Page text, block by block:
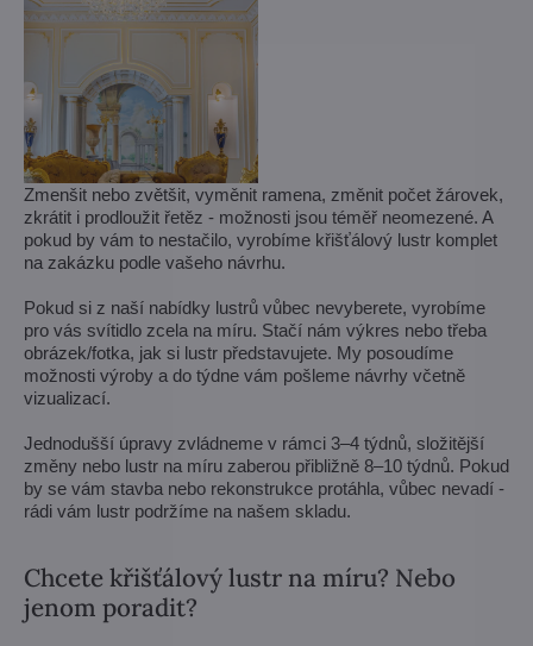
Zmenšit nebo zvětšit, vyměnit ramena, změnit počet žárovek,
zkrátit i prodloužit řetěz - možnosti jsou téměř neomezené. A
pokud by vám to nestačilo, vyrobíme křišťálový lustr komplet
na zakázku podle vašeho návrhu.
Pokud si z naší nabídky lustrů vůbec nevyberete, vyrobíme
pro vás svítidlo zcela na míru. Stačí nám výkres nebo třeba
obrázek/fotka, jak si lustr představujete. My posoudíme
možnosti výroby a do týdne vám pošleme návrhy včetně
vizualizací.
Jednodušší úpravy zvládneme v rámci 3–4 týdnů, složitější
změny nebo lustr na míru zaberou přibližně 8–10 týdnů. Pokud
by se vám stavba nebo rekonstrukce protáhla, vůbec nevadí -
rádi vám lustr podržíme na našem skladu.
Chcete křišťálový lustr na míru? Nebo
jenom poradit?